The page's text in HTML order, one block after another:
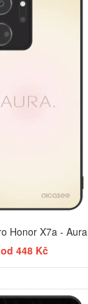
Honor X7a - Aura
od 448 Kč